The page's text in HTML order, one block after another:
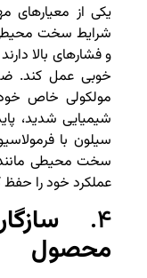
یکی از معیارهای
شرایط سخت
و فشارهای بالا
خوبی عمل کند.
مولکولی خاص
شیمیایی شدید،
سیلون با
سخت محیطی مانند
عملکرد خود را حفظ
۴.
محصول